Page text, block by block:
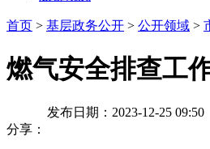
首页 > 基层政务公开 > 公开领域 >
燃气安全排查工
发布日期：2023-12-25 09:50
分享：